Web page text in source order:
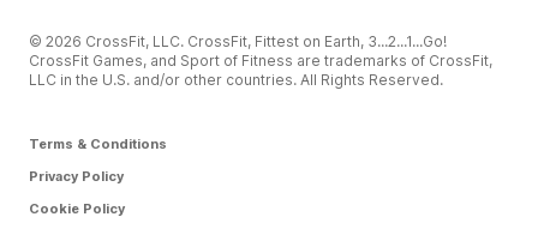
© 2026 CrossFit, LLC. CrossFit, Fittest on Earth, 3...2...1...Go!
CrossFit Games, and Sport of Fitness are trademarks of CrossFit,
LLC in the U.S. and/or other countries. All Rights Reserved.
Terms & Conditions
Privacy Policy
Cookie Policy